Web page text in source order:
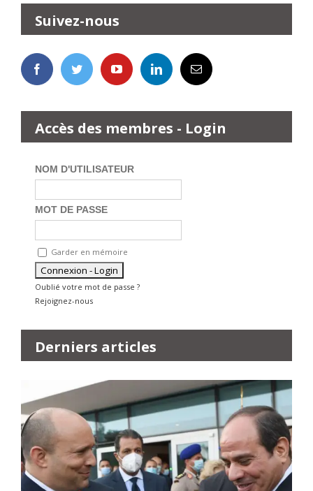
Suivez-nous
Accès des membres - Login
NOM D'UTILISATEUR
MOT DE PASSE
Garder en mémoire
Oublié votre mot de passe ?
Rejoignez-nous
Derniers articles